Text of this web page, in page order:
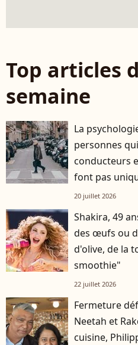
Top articles
semaine
La
personnes
conducteurs
font pas
20 juillet 2026
Shakira, 49
des œufs ou
d'olive, de la
smoothie"
22 juillet 2026
Fermeture
Neetah et
cuisine,